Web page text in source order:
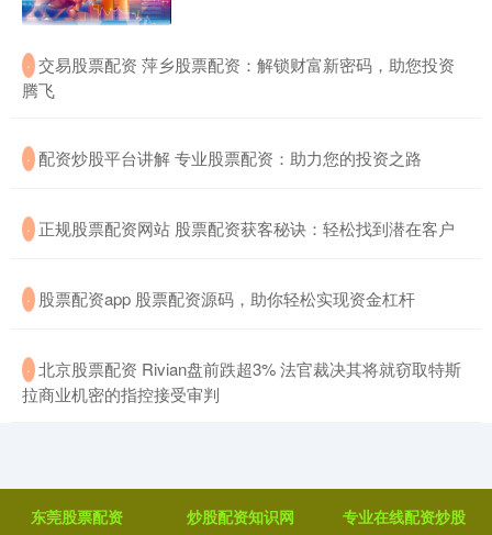
· ​交易股票配资 萍乡股票配资：解锁财富新密码，助您投资
腾飞
· ​配资炒股平台讲解 专业股票配资：助力您的投资之路
· ​正规股票配资网站 股票配资获客秘诀：轻松找到潜在客户
· ​股票配资app 股票配资源码，助你轻松实现资金杠杆
· ​北京股票配资 Rivian盘前跌超3% 法官裁决其将就窃取特斯
拉商业机密的指控接受审判
东莞股票配资 炒股配资知识网 专业在线配资炒股